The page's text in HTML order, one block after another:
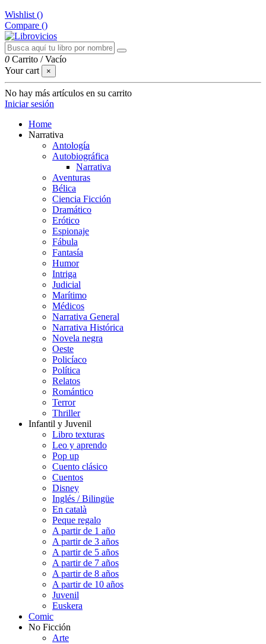
Wishlist ()
Compare ()
0 Carrito /Vacío
Your cart
×
No hay más artículos en su carrito
Iniciar sesión
Home
Narrativa
Antología
Autobiográfica
Narrativa
Aventuras
Bélica
Ciencia Ficción
Dramático
Erótico
Espionaje
Fábula
Fantasía
Humor
Intriga
Judicial
Marítimo
Médicos
Narrativa General
Narrativa Histórica
Novela negra
Oeste
Policíaco
Política
Relatos
Romántico
Terror
Thriller
Infantil y Juvenil
Libro texturas
Leo y aprendo
Pop up
Cuento clásico
Cuentos
Disney
Inglés / Bilingüe
En català
Peque regalo
A partir de 1 año
A partir de 3 años
A partir de 5 años
A partir de 7 años
A partir de 8 años
A partir de 10 años
Juvenil
Euskera
Comic
No Ficción
Arte